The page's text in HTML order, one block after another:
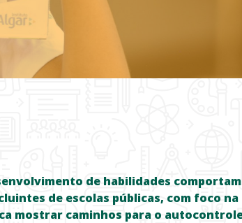
de habilidades
de escolas públicas, com foco
mostrar caminhos para o